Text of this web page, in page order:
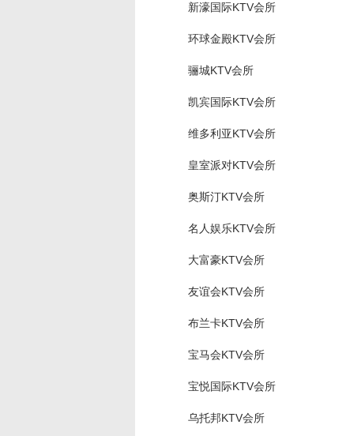
新濠国际KTV会所
环球金殿KTV会所
骊城KTV会所
凯宾国际KTV会所
维多利亚KTV会所
皇室派对KTV会所
奥斯汀KTV会所
名人娱乐KTV会所
大富豪KTV会所
友谊会KTV会所
布兰卡KTV会所
宝马会KTV会所
宝悦国际KTV会所
乌托邦KTV会所